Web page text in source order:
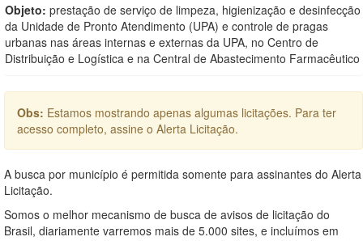
Objeto: prestação de serviço de limpeza, higienização e desinfecção
da Unidade de Pronto Atendimento (UPA) e controle de pragas
urbanas nas áreas internas e externas da UPA, no Centro de
Distribuição e Logística e na Central de Abastecimento Farmacêutico
Obs: Estamos mostrando apenas algumas licitações. Para ter
acesso completo, assine o Alerta Licitação.
A busca por município é permitida somente para assinantes do Alerta
Licitação.
Somos o melhor mecanismo de busca de avisos de licitação do
Brasil, diariamente varremos mais de 5.000 sites, e incluímos em